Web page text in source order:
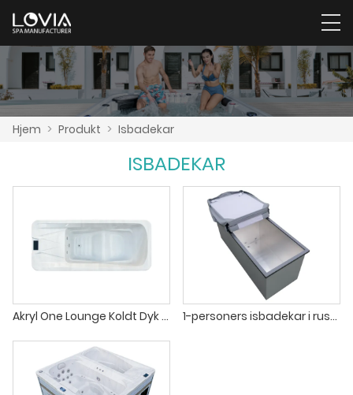
Hjem > Produkt > Isbadekar
ISBADEKAR
Akryl One Lounge Koldt Dyk Terapi Isbadekar 1-personers isbadekar i rustfrit stål med koldt dyk udendørs isbad